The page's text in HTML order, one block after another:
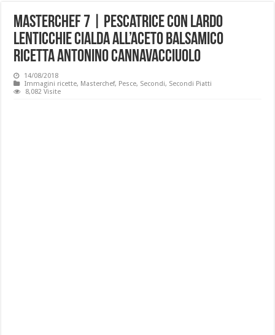
Masterchef 7 | Pescatrice con lardo
lenticchie cialda all’aceto balsamico
ricetta Antonino Cannavacciuolo
14/08/2018
Immagini ricette, Masterchef, Pesce, Secondi, Secondi Piatti
8,082 Visite